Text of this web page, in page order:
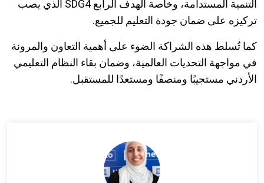
التنمية المستدامة، وخاصة الهدف الرابع SDG4 الذي يصب
تركيزه على ضمان جودة التعليم للجميع.
كما تُسلط هذه الشراكة الضوء على أهمية التعاون والمرونة
في مواجهة التحديات العالمية، وضمان بقاء النظام التعليمي
الأردني مستجيبًا ومنصفًا ومستعدًا للمستقبل.